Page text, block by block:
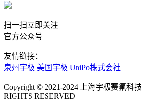
扫一扫立即关注
官方公众号
友情链接：
泉州宇极 美国宇极 UniPo株式会社
Copyright © 2021-2024 上海宇极赛氟科
RIGHTS RESERVED